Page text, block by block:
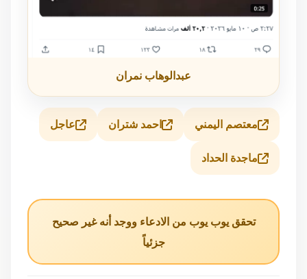
عبدالوهاب نمران
معتصم اليمني احمد شتران عاجل
ماجدة الحداد
تحقق يوب يوب من الادعاء ووجد أنه غير صحيح
جزئياً